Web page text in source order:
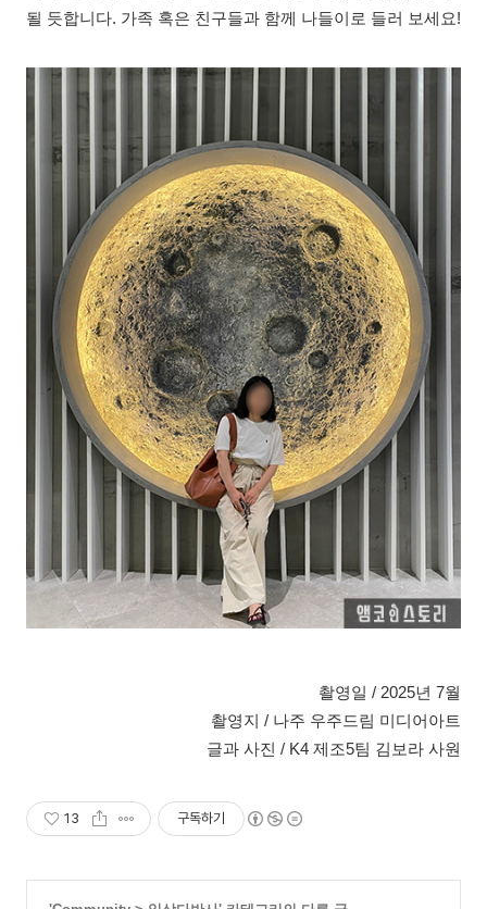
될 듯합니다. 가족 혹은 친구들과 함께 나들이로 들러 보세요!
촬영일 / 2025년 7월
촬영지 / 나주 우주드림 미디어아트
글과 사진 / K4 제조5팀 김보라 사원
13 구독하기